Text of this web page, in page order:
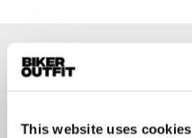
This website uses cookies